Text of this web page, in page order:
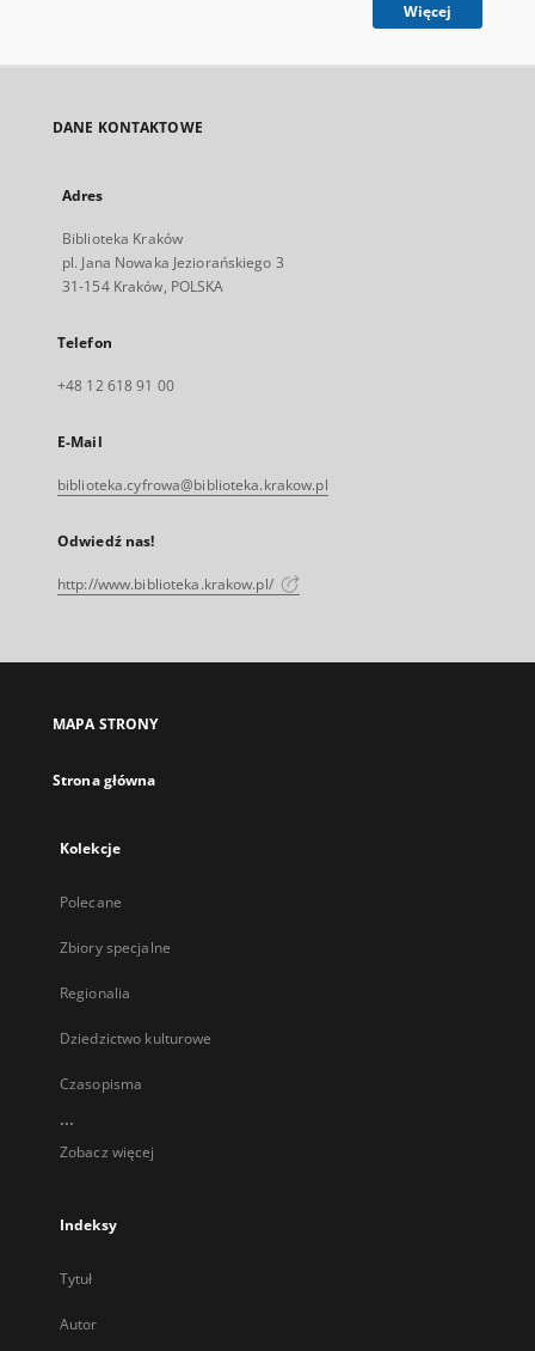
Więcej
DANE KONTAKTOWE
Adres
Biblioteka Kraków
pl. Jana Nowaka Jeziorańskiego 3
31-154 Kraków, POLSKA
Telefon
+48 12 618 91 00
E-Mail
biblioteka.cyfrowa@biblioteka.krakow.pl
Odwiedź nas!
http://www.biblioteka.krakow.pl/
MAPA STRONY
Strona główna
Kolekcje
Polecane
Zbiory specjalne
Regionalia
Dziedzictwo kulturowe
Czasopisma
...
Zobacz więcej
Indeksy
Tytuł
Autor